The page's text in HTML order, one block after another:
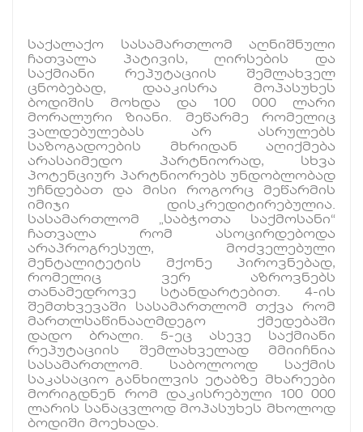
საქალაქო სასამართლომ აღნიშნული
ჩათვალა პატივის, ღირსების და
საქმიანი რეპუტაციის შემლახველ
ცნობებად, დააკისრა მოპასუხეს
ბოდიშის მოხდა და 100 000 ლარი
მორალური ზიანი. მეწარმე რომელიც
ვალდებულებას არ ასრულებს
საზოგადოების მხრიდან აღიქმება
არასაიმედო პარტნიორად, სხვა
პოტენციურ პარტნიორებს უნდობლობად
უჩნდებათ და მისი როგორც მეწარმის
იმიჯი დისკრედიტირებულია.
სასამართლომ „საბჭოთა საქმოსანი“
ჩათვალა რომ ასოცირდებოდა
არაპროგრესულ, მოძველებული
მენტალიტეტის მქონე პიროვნებად,
რომელიც ვერ აზროვნებს
თანამედროვე სტანდარტებით. 4-ის
შემთხვევაში სასამართლომ თქვა რომ
მართლსაწინააღმდეგო ქმედებაში
დადო ბრალი. 5-ეც ასევე საქმიანი
რეპუტაციის შემლახველად მმიიჩნია
სასამართლომ. საბოლოოდ საქმის
საკასაციო განხილვის ეტაბზე მხარეები
მორიგდნენ რომ დაკისრებული 100 000
ლარის სანაცვლოდ მოპასუხეს მხოლოდ
ბოდიში მოეხადა.